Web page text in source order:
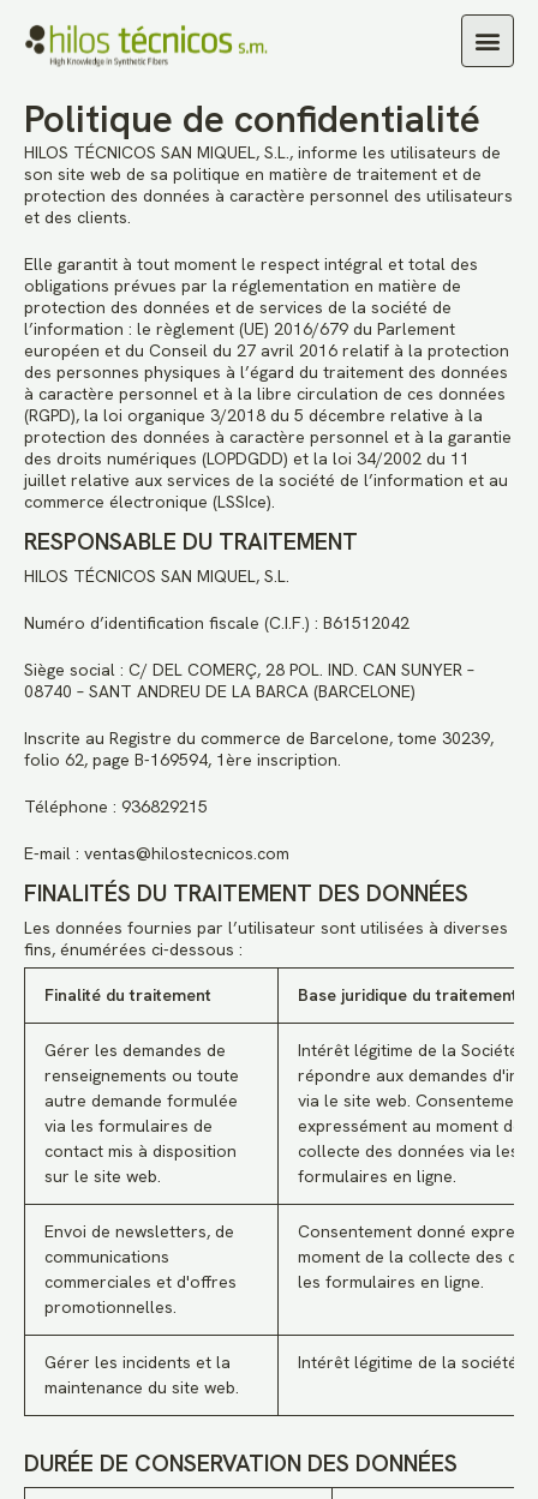
Politique de confidentialité
HILOS TÉCNICOS SAN MIQUEL, S.L., informe les utilisateurs de
son site web de sa politique en matière de traitement et de
protection des données à caractère personnel des utilisateurs
et des clients.
Elle garantit à tout moment le respect intégral et total des
obligations prévues par la réglementation en matière de
protection des données et de services de la société de
l’information : le règlement (UE) 2016/679 du Parlement
européen et du Conseil du 27 avril 2016 relatif à la protection
des personnes physiques à l’égard du traitement des données
à caractère personnel et à la libre circulation de ces données
(RGPD), la loi organique 3/2018 du 5 décembre relative à la
protection des données à caractère personnel et à la garantie
des droits numériques (LOPDGDD) et la loi 34/2002 du 11
juillet relative aux services de la société de l’information et au
commerce électronique (LSSIce).
RESPONSABLE DU TRAITEMENT
HILOS TÉCNICOS SAN MIQUEL, S.L.
Numéro d’identification fiscale (C.I.F.) : B61512042
Siège social : C/ DEL COMERÇ, 28 POL. IND. CAN SUNYER –
08740 – SANT ANDREU DE LA BARCA (BARCELONE)
Inscrite au Registre du commerce de Barcelone, tome 30239,
folio 62, page B-169594, 1ère inscription.
Téléphone : 936829215
E-mail : ventas@hilostecnicos.com
FINALITÉS DU TRAITEMENT DES DONNÉES
Les données fournies par l’utilisateur sont utilisées à diverses
fins, énumérées ci-dessous :
Finalité du traitement Base juridique du traitement
Gérer les demandes de
renseignements ou toute
autre demande formulée
via les formulaires de
contact mis à disposition
sur le site web.
Intérêt légitime de la Société à
répondre aux demandes
via le site web. Consentement
expressément au moment de
collecte des données via les
formulaires en ligne.
Envoi de newsletters, de
communications
commerciales et d'offres
promotionnelles.
Consentement donné
moment de la collecte des
les formulaires en ligne.
Gérer les incidents et la
maintenance du site web.
Intérêt légitime de la société.
DURÉE DE CONSERVATION DES DONNÉES